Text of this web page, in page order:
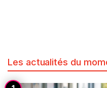
Les actualités du